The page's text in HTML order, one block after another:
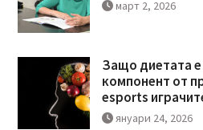
март 2, 2026
Защо диетата
компонент от
esports
януари 24, 2026